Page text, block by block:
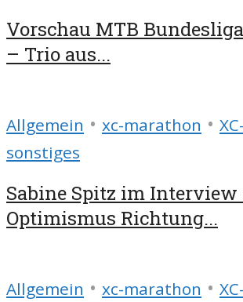
Vorschau MTB
– Trio aus...
Allgemein • xc-marathon •
sonstiges
Sabine Spitz im
Optimismus Richtung...
Allgemein • xc-marathon •